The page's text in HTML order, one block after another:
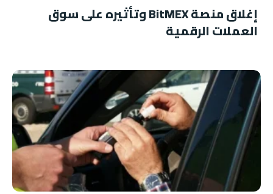
إغلاق منصة BitMEX وتأثيره على سوق
العملات الرقمية